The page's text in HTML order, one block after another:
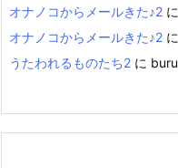
オナノコからメールきた♪2 に
オナノコからメールきた♪2 に
うたわれるものたち2 に buru